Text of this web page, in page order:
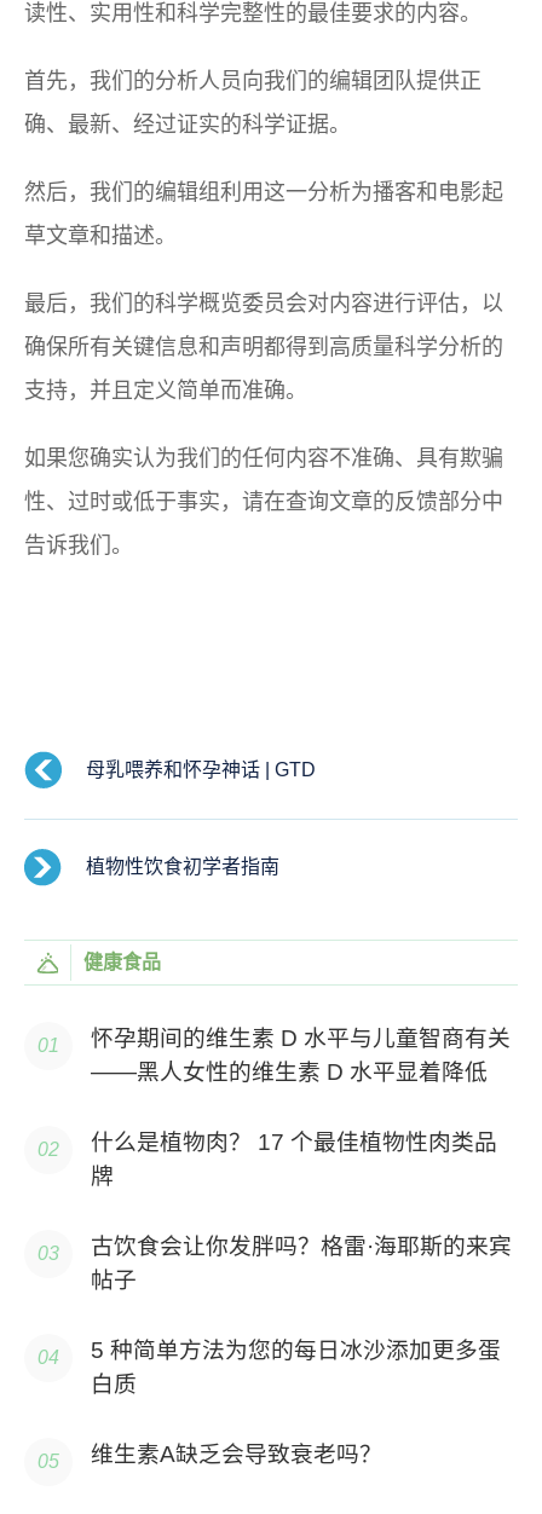
读性、实用性和科学完整性的最佳要求的内容。
首先，我们的分析人员向我们的编辑团队提供正
确、最新、经过证实的科学证据。
然后，我们的编辑组利用这一分析为播客和电影起
草文章和描述。
最后，我们的科学概览委员会对内容进行评估，以
确保所有关键信息和声明都得到高质量科学分析的
支持，并且定义简单而准确。
如果您确实认为我们的任何内容不准确、具有欺骗
性、过时或低于事实，请在查询文章的反馈部分中
告诉我们。
母乳喂养和怀孕神话 | GTD
植物性饮食初学者指南
健康食品
怀孕期间的维生素 D 水平与儿童智商有关
——黑人女性的维生素 D 水平显着降低
什么是植物肉？ 17 个最佳植物性肉类品
牌
古饮食会让你发胖吗？格雷·海耶斯的来宾
帖子
5 种简单方法为您的每日冰沙添加更多蛋
白质
维生素A缺乏会导致衰老吗？